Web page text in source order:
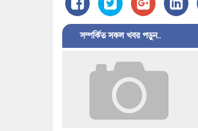
সম্পর্কিত সকল খবর পড়ুন..